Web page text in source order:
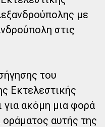
με
στις
του
Εκτελεστικής
για ακόμη μια φορά
οράματος αυτής της